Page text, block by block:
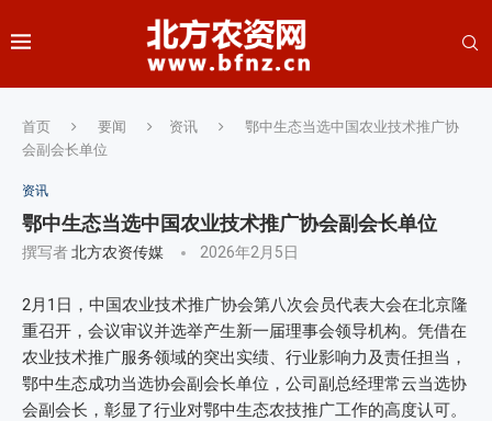
首页 要闻 资讯
鄂中生态当选中国农业技术推广协
会副会长单位
资讯
鄂中生态当选中国农业技术推广协会副会长单位
撰写者北方农资传媒 2026年2月5日
2月1日，中国农业技术推广协会第八次会员代表大会在北京隆
重召开，会议审议并选举产生新一届理事会领导机构。凭借在
农业技术推广服务领域的突出实绩、行业影响力及责任担当，
鄂中生态成功当选协会副会长单位，公司副总经理常云当选协
会副会长，彰显了行业对鄂中生态农技推广工作的高度认可。